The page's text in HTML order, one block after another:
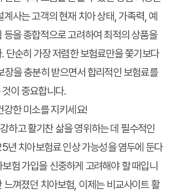
사는 고객의 현재 치아 상태, 가족력, 예
등을 종합적으로 고려하여 최적의 상품을
단순히 가장 저렴한 보험료만을 쫓기보다
장을 충분히 받으면서 합리적인 보험료를
이 중요합니다.
강한 미소를 지키세요!
하고 활기찬 삶을 영위하는 데 필수적인
년 치아보험료 인상가능성을 염두에 둔다
험 가입을 신중하게 고려해야 할 때입니
느껴졌던 치아보험, 이제는비교사이트 활